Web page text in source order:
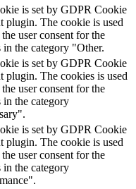
is set by GDPR Cookie
plugin. The cookie is used
user consent for the
in the category "Other.
is set by GDPR Cookie
plugin. The cookies is used
user consent for the
in the category
is set by GDPR Cookie
plugin. The cookie is used
user consent for the
in the category